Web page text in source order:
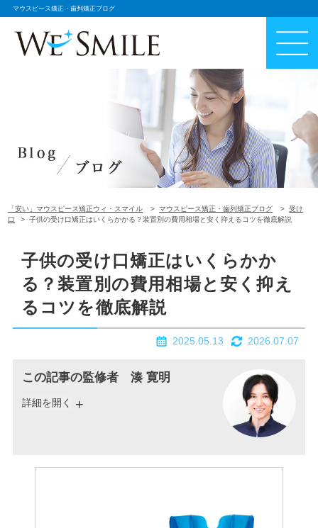
マウスピース矯正・歯列矯正ブログ
「安い」マウスピース矯正ウィ・スマイル マウスピース矯正・歯列矯正ブログ
受け
口
子供の受け口矯正はいくらかかる？装置別の費用相場と安く抑えるコツを徹底解説
子供の受け口矯正はいくらかか
る？装置別の費用相場と安く抑え
るコツを徹底解説
2025.05.13 2026.07.07
この記事の監修者 湊 寛明
詳細を開く